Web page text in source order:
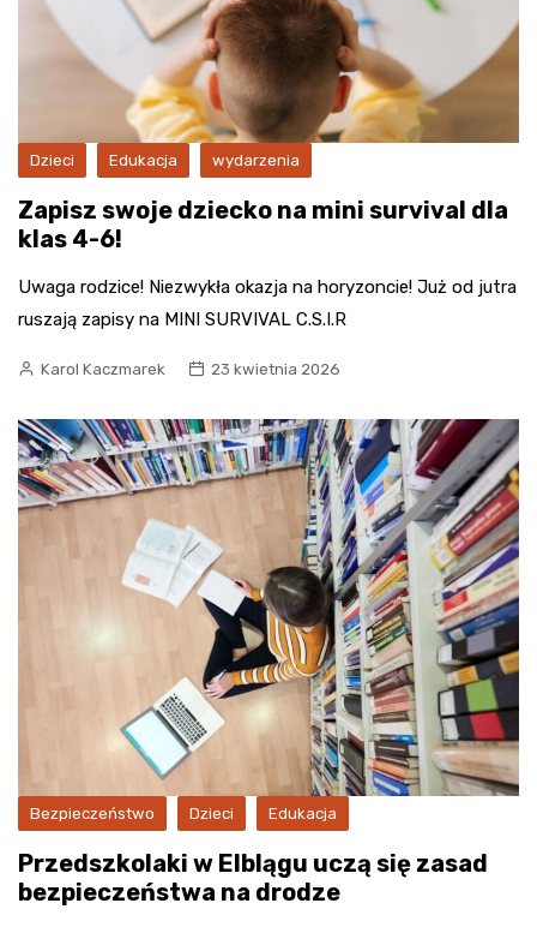
Dzieci Edukacja wydarzenia
Zapisz swoje dziecko na mini survival dla
klas 4-6!
Uwaga rodzice! Niezwykła okazja na horyzoncie! Już od jutra
ruszają zapisy na MINI SURVIVAL C.S.I.R
Karol Kaczmarek 23 kwietnia 2026
Bezpieczeństwo Dzieci Edukacja
Przedszkolaki w Elblągu uczą się zasad
bezpieczeństwa na drodze